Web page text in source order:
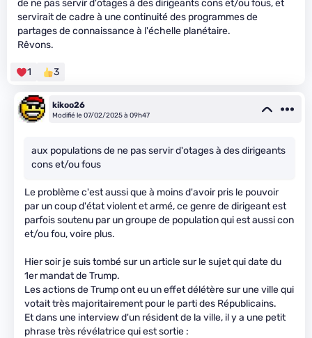
de ne pas servir d'otages à des dirigeants cons et/ou fous, et
servirait de cadre à une continuité des programmes de
partages de connaissance à l'échelle planétaire.
Rêvons.
1 3
kikoo26
Modifié le 07/02/2025 à 09h47
aux populations de ne pas servir d'otages à des dirigeants
cons et/ou fous
Le problème c'est aussi que à moins d'avoir pris le pouvoir
par un coup d'état violent et armé, ce genre de dirigeant est
parfois soutenu par un groupe de population qui est aussi con
et/ou fou, voire plus.
Hier soir je suis tombé sur un article sur le sujet qui date du
1er mandat de Trump.
Les actions de Trump ont eu un effet délétère sur une ville qui
votait très majoritairement pour le parti des Républicains.
Et dans une interview d'un résident de la ville, il y a une petit
phrase très révélatrice qui est sortie :